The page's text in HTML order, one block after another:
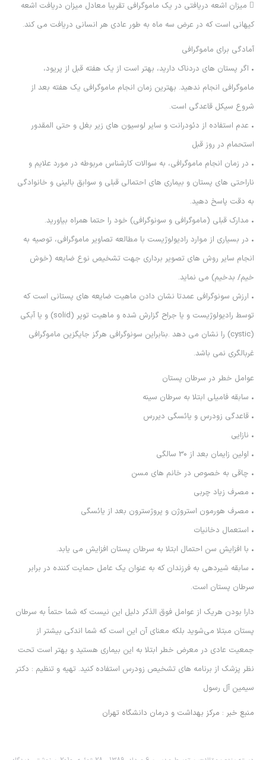
 ميزان اشعه دريافتي در يك ماموگرافي تقريبا معادل ميزان دريافت اشعه
كيهاني است كه در عرض سه ماه به طور عادي هر انساني دريافت مي كند.
آمادگي براي ماموگرافي
• اگر پستان هاي دردناك داريد، بهتر است از يك هفته قبل از پريود،
ماموگرافي انجام ندهيد. بهترين زمان انجام ماموگرافي يك هفته بعد از
شروع سيكل قاعدگي است.
• عدم استفاده از دئودرانت و ساير لوسيون هاي زير بغل و حتي المقدور
استحمام در روز قبل
• در زمان انجام ماموگرافي، به سوالات كارشناس مربوطه در مورد علايم و
ناراحتي هاي پستان و بيماري هاي احتمالي قبلي و سوابق باليني و خانوادگي
به دقت پاسخ دهيد.
• مدارك قبلي (ماموگرافي و سونوگرافي) خود را حتما همراه بياوريد.
• در بسياري از موارد راديولوژيست با مطالعه تصاوير ماموگرافي، توصيه به
انجام ساير روش هاي تصوير برداري جهت تشخيص نوع ضايعه (خوش
خيم/ بدخيم) مي نمايد.
• ارزش سونوگرافي عمدتا نشان دادن ماهيت ضايعه هاي پستاني است كه
توسط راديولوژيست و يا جراح گزارش شده و ماهيت توپر (solid) و يا آبكي
(cystic) را نشان مي دهد .بنابراين سونوگرافي هرگز جايگزين ماموگرافي
غربالگري نمي باشد.
عوامل خطر در سرطان پستان
• سابقه فاميلي ابتلا به سرطان سينه
• قاعدگي زودرس و يائسگي ديررس
• نازايي
• اولين زايمان بعد از 30 سالگي
• چاقي به خصوص در خانم هاي مسن
• مصرف زياد چربي
• مصرف هورمون استروژن و پروژسترون بعد از يائسگي
• استعمال دخانيات
• با افزايش سن احتمال ابتلا به سرطان پستان افزايش مي يابد.
• سابقه شيردهي به فرزندان كه به عنوان يك عامل حمايت كننده در برابر
سرطان پستان است.
دارا بودن هريك از عوامل فوق الذكر دليل اين نيست كه شما حتماً به سرطان
پستان مبتلا ‏مي‌شويد بلكه معناي آن اين است كه شما اندكي بيشتر از
جمعيت عادي در معرض خطر ابتلا به اين ‏بيماري هستيد و بهتر است تحت
نظر پزشك از برنامه هاي تشخيص زودرس استفاده كنيد. تهيه و تنظيم : دكتر
سيمين آل رسول
منبع خبر : مركز بهداشت و درمان دانشگاه تهران